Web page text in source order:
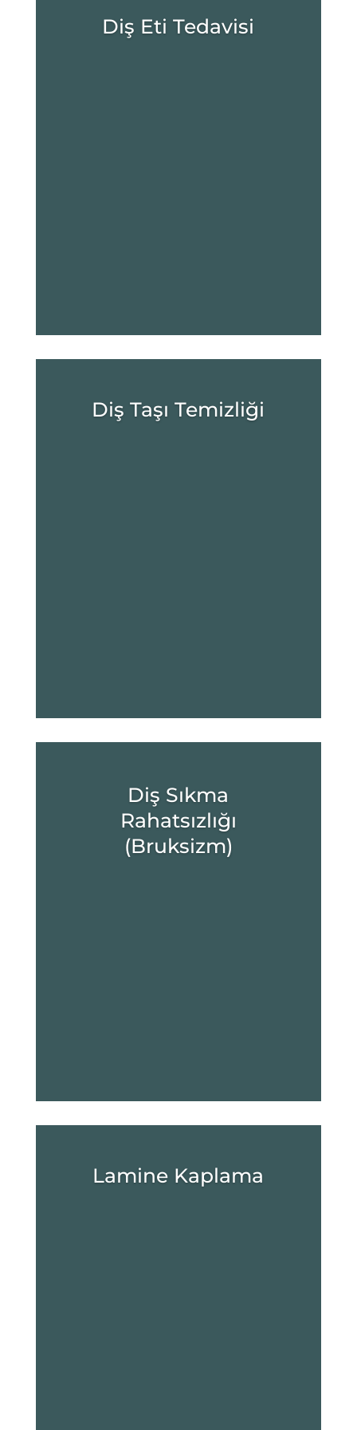
Diş Eti Tedavisi
Diş Taşı Temizliği
Diş Sıkma
Rahatsızlığı
(Bruksizm)
Lamine Kaplama